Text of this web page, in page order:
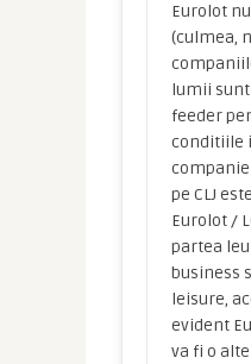
Eurolot
(culmea,
lumii sunt
feeder
conditiile
pe CLJ
Eurolot /
partea
business
leisure,
evident
va fi o